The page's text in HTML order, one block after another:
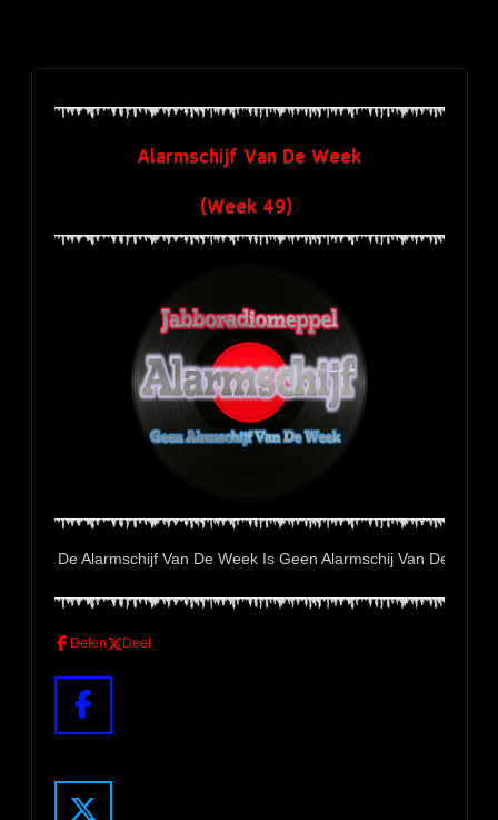
Alarmschijf Van De Week
(Week 49)
Alarmschijf Van De Week Is Geen Alarmschij Van De Week
Delen Deel
F
e